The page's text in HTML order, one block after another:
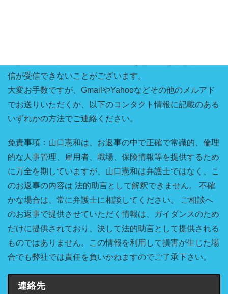
信が受信できないことがございます。
大変お手数ですが、GmailやYahooなどその他のメルアド
でお送りいただくか、以下のコンタクト情報に記載のある
いずれかの方法でご連絡ください。
免責事項：山口憲和は、お返事の中で正確で常識的、倫理
的な人事管理、雇用者、職場、保険情報等を提供するため
に万全を期していますが、山口憲和は弁護士ではなく、こ
のお返事の内容は 法的助言として解釈できません。 不確
かな場合は、常に弁護士に相談してください。 ご相談へ
のお返事で提供させていただく情報は、ガイダンスのため
だけに提供されており、決して法的助言として提供される
ものではありません。この情報を利用して損害が生じた場
合でも弊社では責任を負いかねますのでご了承下さい。
連絡先